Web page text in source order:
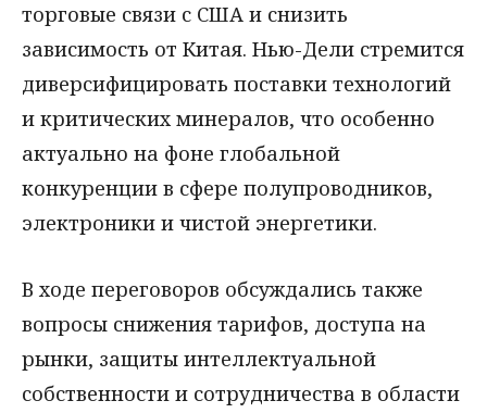
торговые связи с США и снизить
зависимость от Китая. Нью-Дели стремится
диверсифицировать поставки технологий
и критических минералов, что особенно
актуально на фоне глобальной
конкуренции в сфере полупроводников,
электроники и чистой энергетики.
В ходе переговоров обсуждались также
вопросы снижения тарифов, доступа на
рынки, защиты интеллектуальной
собственности и сотрудничества в области